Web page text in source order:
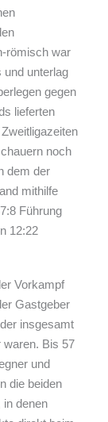
römisch war
unterlag
gegen
lieferten
noch
dem der
mithilfe
Führung
12:22
Vorkampf
Gastgeber
insgesamt
waren. Bis 57
und
die beiden
in denen